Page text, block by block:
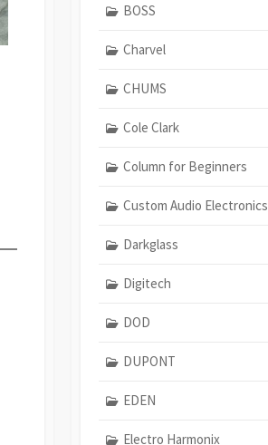
BOSS
Charvel
CHUMS
Cole Clark
Column for Beginners
Custom Audio Electronics
Darkglass
Digitech
DOD
DUPONT
EDEN
Electro Harmonix